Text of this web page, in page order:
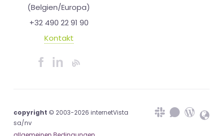
(Belgien/Europa)
+32 490 22 91 90
Kontakt
copyright © 2003-2026 internetVista
sa/nv